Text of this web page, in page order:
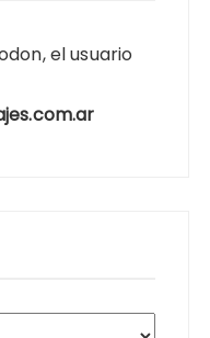
el usuario